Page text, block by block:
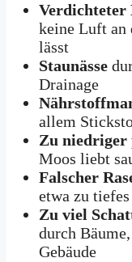
Verdichteter
keine Luft an
lässt
Staunässe
Drainage
allem
Zu
Moos liebt
Falscher
etwa zu
Zu viel
durch
Gebäude